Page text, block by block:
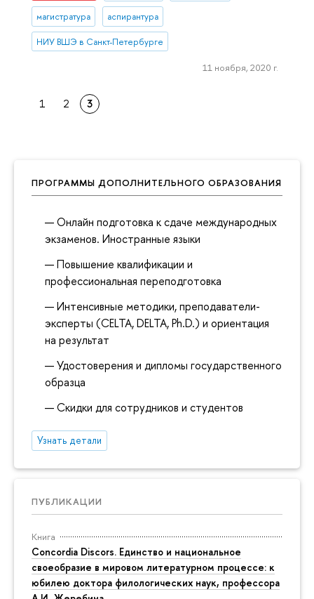
ПРОГРАММЫ ДОПОЛНИТЕЛЬНОГО ОБРАЗОВАНИЯ
Онлайн подготовка к сдаче международных
экзаменов. Иностранные языки
Повышение квалификации и
профессиональная переподготовка
Интенсивные методики, преподаватели-
эксперты (CELTA, DELTA, Ph.D.) и ориентация
на результат
Удостоверения и дипломы государственного
образца
Скидки для сотрудников и студентов
Узнать детали
ПУБЛИКАЦИИ
Книга
Concordia Discors. Единство и национальное
своеобразие в мировом литературном процессе: к
юбилею доктора филологических наук, профессора
магистратура аспирантура
НИУ ВШЭ в Санкт-Петербурге
11 ноября, 2020 г.
1 2 3